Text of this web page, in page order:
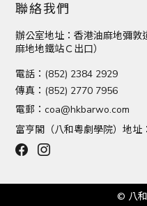
聯絡我們
辦公室地址：香港油麻地彌
麻地地鐵站Ｃ出口）
電話：(852) 2384 2929
傳真：(852) 2770 7956
電郵： coa@hkbarwo.com
富亨閣（八和粵劇學院）地
© 八